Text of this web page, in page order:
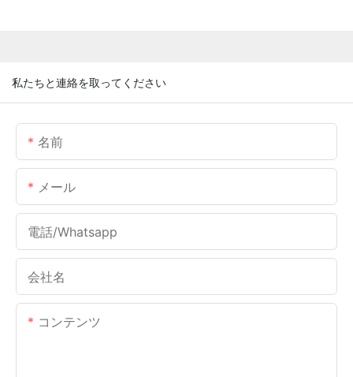
私たちと連絡を取ってください
名前
メール
電話/whatsapp
会社名
コンテンツ